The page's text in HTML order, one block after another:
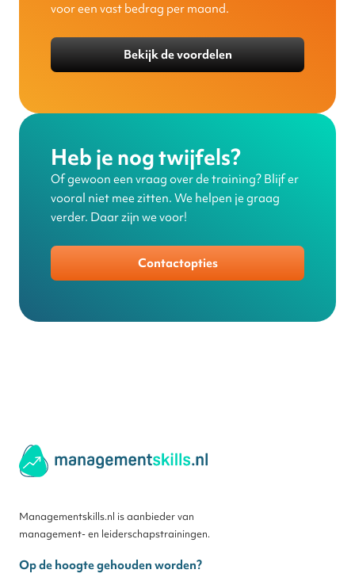
voor een vast bedrag per maand.
Bekijk de voordelen
Heb je nog twijfels?
Of gewoon een vraag over de training? Blijf er
vooral niet mee zitten. We helpen je graag
verder. Daar zijn we voor!
Contactopties
Managementskills.nl is aanbieder van
management- en leiderschapstrainingen.
Op de hoogte gehouden worden?